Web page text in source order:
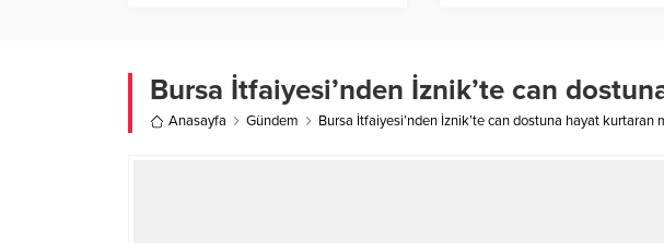
Bursa İtfaiyesi’nden İznik’te can
Anasayfa Gündem Bursa İtfaiyesi’nden İznik’te can dostuna hayat kurtaran